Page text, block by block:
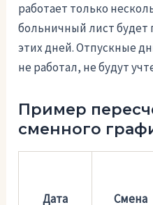
работает только
больничный лист будет
этих дней. Отпускные
не работал, не будут
Пример
сменного
Дата Смена